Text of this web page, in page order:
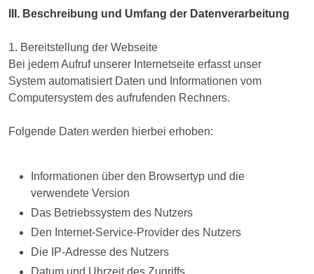
III. Beschreibung und Umfang der Datenverarbeitung
1. Bereitstellung der Webseite
Bei jedem Aufruf unserer Internetseite erfasst unser
System automatisiert Daten und Informationen vom
Computersystem des aufrufenden Rechners.
Folgende Daten werden hierbei erhoben:
Informationen über den Browsertyp und die
verwendete Version
Das Betriebssystem des Nutzers
Den Internet-Service-Provider des Nutzers
Die IP-Adresse des Nutzers
Datum und Uhrzeit des Zugriffs